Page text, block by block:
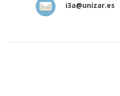
i3a@unizar.es